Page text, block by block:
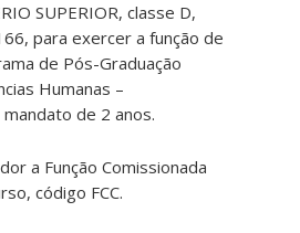
SUPERIOR, classe D,
para exercer a função de
de Pós-Graduação
Humanas –
mandato de 2 anos.
a Função Comissionada
código FCC.